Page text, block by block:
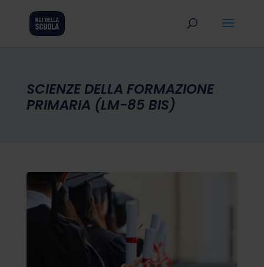
SCIENZE DELLA FORMAZIONE
PRIMARIA (LM-85 BIS)